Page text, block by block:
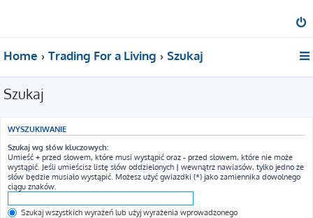
Home Trading For a Living Szukaj
Szukaj
WYSZUKIWANIE
Szukaj wg słów kluczowych:
Umieść + przed słowem, które musi wystąpić oraz - przed słowem, które nie może
wystąpić. Jeśli umieścisz listę słów oddzielonych | wewnątrz nawiasów, tylko jedno ze
słów będzie musiało wystąpić. Możesz użyć gwiazdki (*) jako zamiennika dowolnego
ciągu znaków.
Szukaj wszystkich wyrażeń lub użyj wyrażenia wprowadzonego